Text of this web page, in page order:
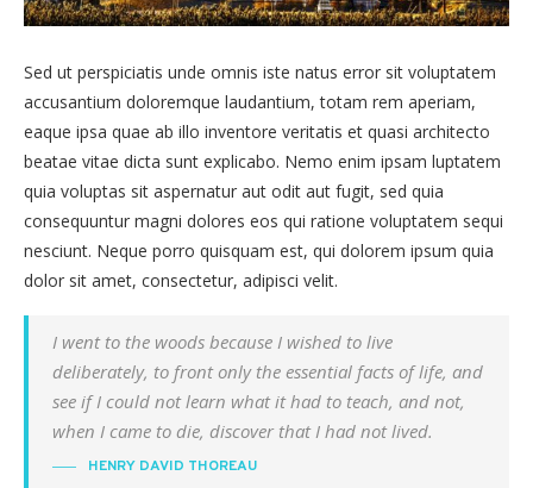
Sed ut perspiciatis unde omnis iste natus error sit voluptatem
accusantium doloremque laudantium, totam rem aperiam,
eaque ipsa quae ab illo inventore veritatis et quasi architecto
beatae vitae dicta sunt explicabo. Nemo enim ipsam luptatem
quia voluptas sit aspernatur aut odit aut fugit, sed quia
consequuntur magni dolores eos qui ratione voluptatem sequi
nesciunt. Neque porro quisquam est, qui dolorem ipsum quia
dolor sit amet, consectetur, adipisci velit.
I went to the woods because I wished to live
deliberately, to front only the essential facts of life, and
see if I could not learn what it had to teach, and not,
when I came to die, discover that I had not lived.
HENRY DAVID THOREAU